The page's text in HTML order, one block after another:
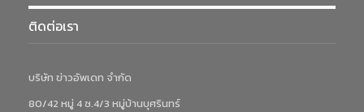
ติดต่อเรา
บริษัท ข่าวอัพเดท จำกัด
80/42 หมู่ 4 ซ.4/3 หมู่บ้านบุศรินทร์